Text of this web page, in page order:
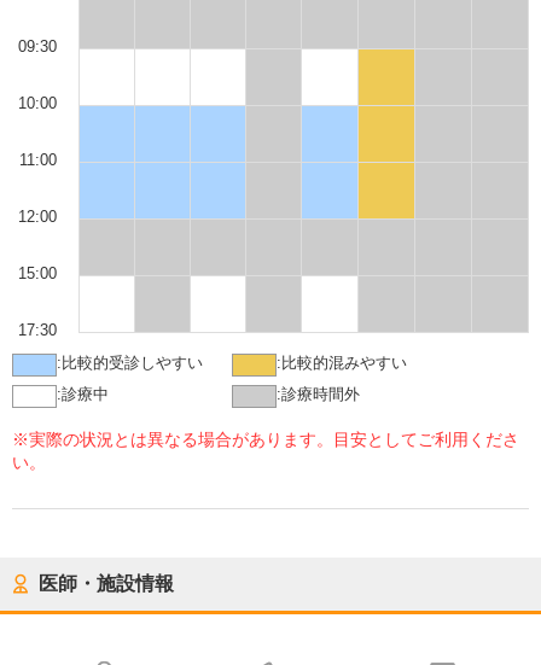
09:30
10:00
11:00
12:00
15:00
17:30
: 比較的受診しやすい : 比較的混みやすい
:診療中 :診療時間外
※実際の状況とは異なる場合があります。目安としてご利用くださ
い。
医師・施設情報